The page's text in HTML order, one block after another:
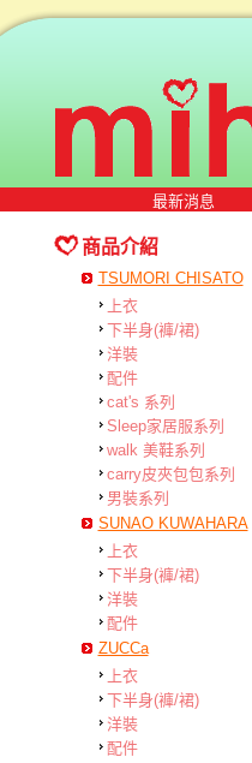
最新消息
商品介紹
TSUMORI CHISATO
上衣
下半身(褲/裙)
洋裝
配件
cat's 系列
Sleep家居服系列
walk 美鞋系列
carry皮夾包包系列
男裝系列
SUNAO KUWAHARA
上衣
下半身(褲/裙)
洋裝
配件
ZUCCa
上衣
下半身(褲/裙)
洋裝
配件